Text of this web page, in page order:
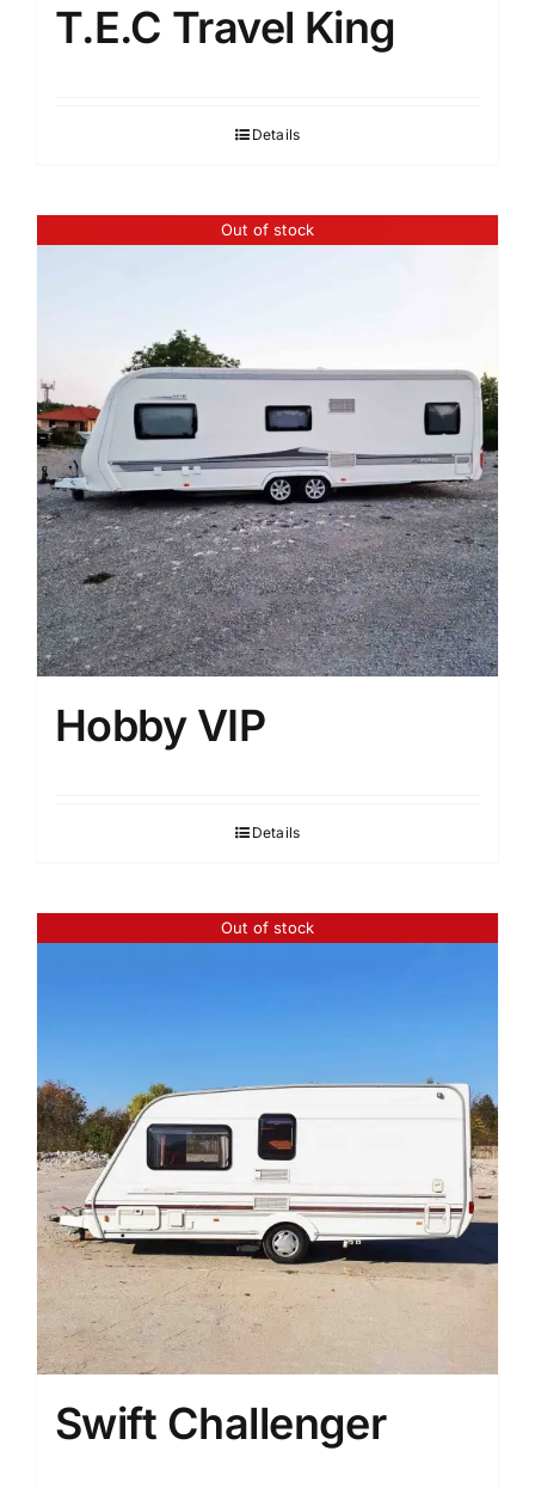
T.E.C Travel King
Details
Out of stock
Hobby VIP
Details
Out of stock
Swift Challenger